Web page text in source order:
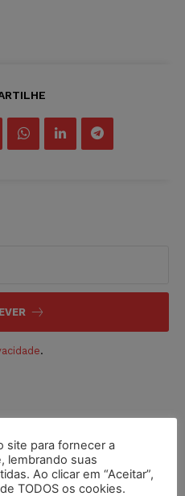
.
site para fornecer a
lembrando suas
Ao clicar em “Aceitar”,
TODOS os cookies.